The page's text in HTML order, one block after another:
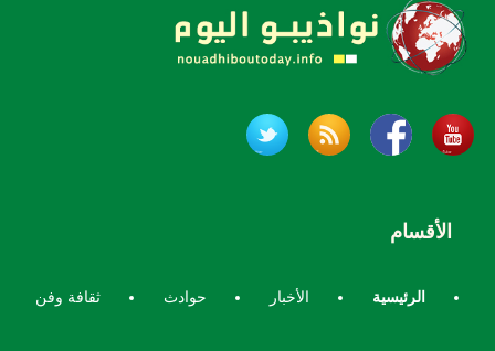
الأقسام
الرئيسية الأخبار حوادث ثقافة وفن